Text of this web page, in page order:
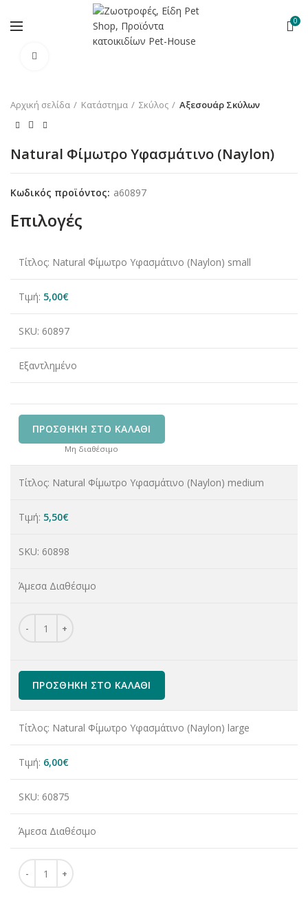
0
Αρχική σελίδα Κατάστημα Σκύλος Αξεσουάρ Σκύλων
Natural Φίμωτρο Υφασμάτινο (Naylon)
Κωδικός προϊόντος: a60897
Επιλογές
Τίτλος: Natural Φίμωτρο Υφασμάτινο (Naylon) small
Τιμή: 5,00€
SKU: 60897
Εξαντλημένο
ΠΡΟΣΘΉΚΗ ΣΤΟ ΚΑΛΆΘΙ
Μη διαθέσιμο
Τίτλος: Natural Φίμωτρο Υφασμάτινο (Naylon) medium
Τιμή: 5,50€
SKU: 60898
Άμεσα Διαθέσιμο
ΠΡΟΣΘΉΚΗ ΣΤΟ ΚΑΛΆΘΙ
Τίτλος: Natural Φίμωτρο Υφασμάτινο (Naylon) large
Τιμή: 6,00€
SKU: 60875
Άμεσα Διαθέσιμο
Natural Φίμωτρο Υφασμάτινο (Naylon) ποσότητα